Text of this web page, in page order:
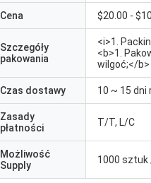
Cena $20.00 -
Szczegóły
pakowania
<i>1.
<b>1.
wilgoć;</b>
Czas dostawy 10 ~ 15 dni
Zasady
płatności
T/T, L/C
Możliwość
Supply
1000